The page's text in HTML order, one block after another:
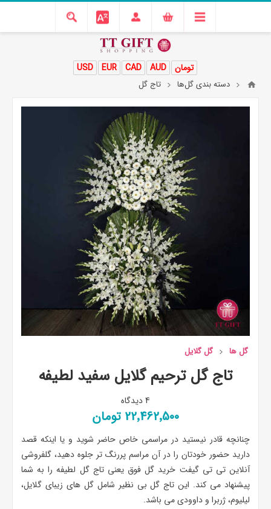
USD EUR CAD AUD تومان
دسته بندی گل‌ها تاج گل
گل ها گل گلایل
تاج گل ترحیم گلایل سفید لطیفه
4 دیدگاه
22٬462٬500 تومان
چنانچه قادر نیستید در مراسمی خاص حاضر شوید و یا اینکه قصد
دارید حضور خودتان را در آن مراسم پررنگ تر جلوه دهید، گلفروشی
آنلاین تی تی گیفت خرید گل فوق یعنی تاج گل لطیفه را به شما
پیشنهاد می کند. این تاج گل بی نظیر شامل گل های زیبای گلایل،
لیلیوم، ژربرا و داوودی می باشد.